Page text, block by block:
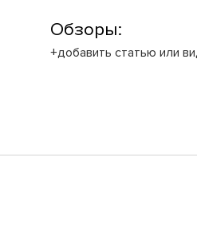
Обзоры:
+добавить статью или